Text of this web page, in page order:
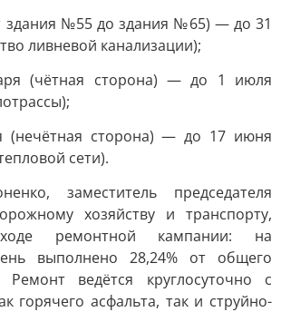
здания №55 до здания №65) — до 31
ливневой канализации);
(чётная сторона) — до 1 июля
(нечётная сторона) — до 17 июня
сети).
заместитель председателя
хозяйству и транспорту,
ремонтной кампании: на
выполнено 28,24% от общего
ведётся круглосуточно с
горячего асфальта, так и струйно-